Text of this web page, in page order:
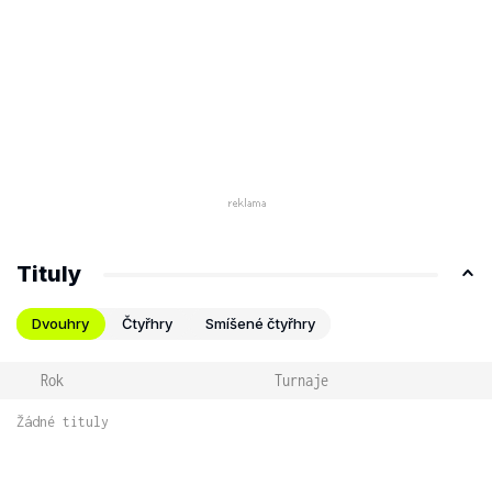
Tituly
Dvouhry Čtyřhry Smíšené čtyřhry
Rok Turnaje
Žádné tituly